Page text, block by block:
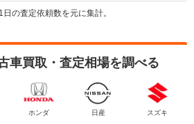
の査定依頼数を元に集計。
車買取・査定相場を調べる
ホンダ 日産 スズキ